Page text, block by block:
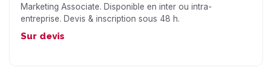
Marketing Associate. Disponible en inter ou intra-
entreprise. Devis & inscription sous 48 h.
Sur devis